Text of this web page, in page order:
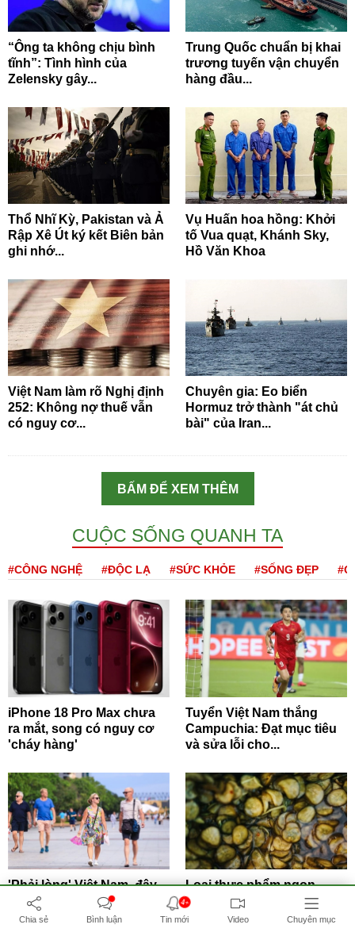
“Ông ta không chịu bình
tĩnh”: Tình hình của
Zelensky gây...
Trung Quốc chuẩn bị khai
trương tuyến vận chuyển
hàng đầu...
Thổ Nhĩ Kỳ, Pakistan và Ả
Rập Xê Út ký kết Biên bản
ghi nhớ...
Vụ Huấn hoa hồng: Khởi
tố Vua quạt, Khánh Sky,
Hồ Văn Khoa
Việt Nam làm rõ Nghị định
252: Không nợ thuế vẫn
có nguy cơ...
Chuyên gia: Eo biển
Hormuz trở thành "át chủ
bài" của Iran...
BẤM ĐỂ XEM THÊM
CUỘC SỐNG QUANH TA
#CÔNG NGHỆ #ĐỘC LẠ #SỨC KHỎE #SỐNG ĐẸP
iPhone 18 Pro Max chưa
ra mắt, song có nguy cơ
'cháy hàng'
Tuyển Việt Nam thắng
Campuchia: Đạt mục tiêu
và sửa lỗi cho...
'Phải lòng' Việt Nam, đây
là những lý do du khách
quốc tế...
Loại thực phẩm ngon
miệng nhưng âm thầm gây
hại thận
Chia sẻ Bình luận
4+
Tin mới Video Chuyên mục